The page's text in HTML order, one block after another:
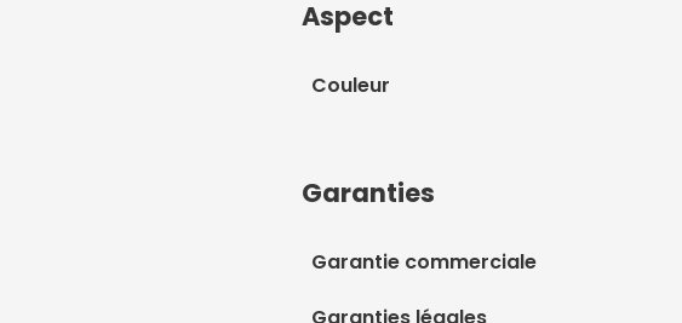
Aspect
Couleur
Garanties
Garantie commerciale